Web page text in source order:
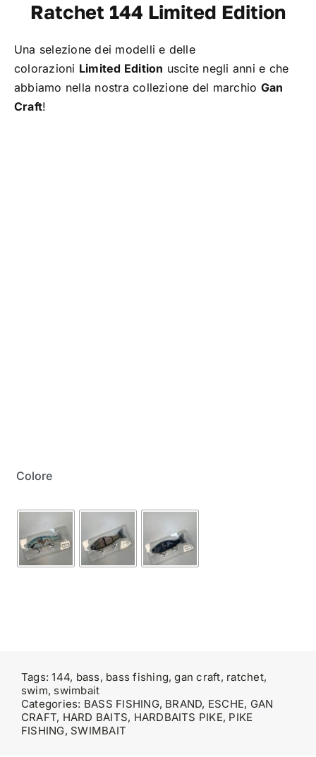
TROUT AREA
SALTWATER
Ratchet 144 Limited Edition
Una selezione dei modelli e delle
colorazioni Limited Edition uscite negli anni e che
abbiamo nella nostra collezione del marchio Gan
Craft!
Colore
Tags:144, bass, bass fishing,gan craft, ratchet,
swim, swimbait
Categories: BASS FISHING, BRAND, ESCHE, GAN
CRAFT, HARD BAITS, HARDBAITS PIKE, PIKE
FISHING, SWIMBAIT